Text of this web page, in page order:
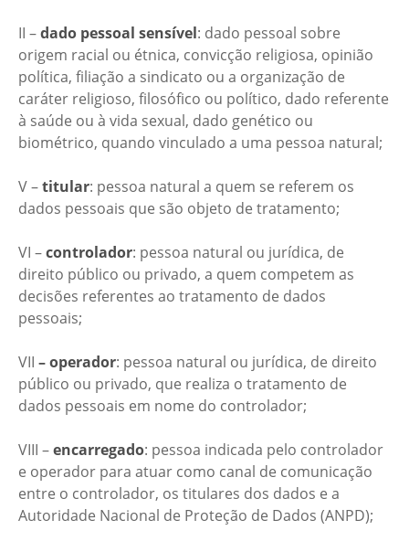
II –dado pessoal sensível: dado pessoal sobre
origem racial ou étnica, convicção religiosa, opinião
política, filiação a sindicato ou a organização de
caráter religioso, filosófico ou político, dado referente
à saúde ou à vida sexual, dado genético ou
biométrico, quando vinculado a uma pessoa natural;
V –titular: pessoa natural a quem se referem os
dados pessoais que são objeto de tratamento;
VI –controlador: pessoa natural ou jurídica, de
direito público ou privado, a quem competem as
decisões referentes ao tratamento de dados
pessoais;
VII – operador: pessoa natural ou jurídica, de direito
público ou privado, que realiza o tratamento de
dados pessoais em nome do controlador;
VIII –encarregado: pessoa indicada pelo controlador
e operador para atuar como canal de comunicação
entre o controlador, os titulares dos dados e a
Autoridade Nacional de Proteção de Dados (ANPD);